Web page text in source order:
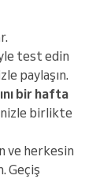
test edin
paylaşın.
bir hafta
birlikte
ve herkesin
Geçiş